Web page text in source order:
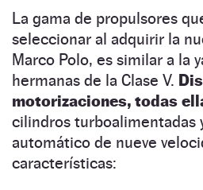
La gama de propulsores
seleccionar al adquirir la
Marco Polo, es similar a la
hermanas de la Clase V.
motorizaciones, todas
cilindros turboalimentadas
automático de nueve
características: